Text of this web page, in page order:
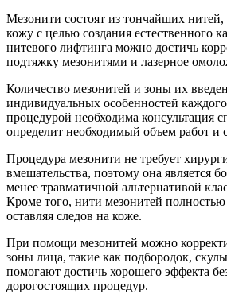
Мезонити состоят из тончайших нитей,
кожу с целью создания естественного
нитевого лифтинга можно достичь
подтяжку мезонитями и лазерное
Количество мезонитей и зоны их
индивидуальных особенностей
процедурой необходима консультация
определит необходимый объем работ и
Процедура мезонити не требует
вмешательства, поэтому она является
менее травматичной альтернативой
Кроме того, нити мезонитей
оставляя следов на коже.
При помощи мезонитей можно
зоны лица, такие как подбородок,
помогают достичь хорошего эффекта
дорогостоящих процедур.